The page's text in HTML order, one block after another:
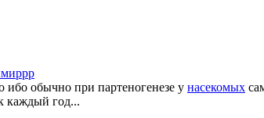
ибо обычно при партеногенезе у насекомых
каждый год...